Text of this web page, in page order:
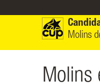
Molins
Molins